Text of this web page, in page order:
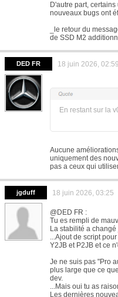
D'autre part,
nouveaux bugs ont
_le retour du
de SSD M2
DED FR 18 juin 2026, 02:59
En restant sur la
Aucune
uniquement des
pas a ceux qui
jgduff 18 juin 2026, 03:25
@DED FR :
Tu es rempli de
La stabilité a
...Ajout de script
Y2JB et P2JB et ce
Je ne suis pas "Pro
plus large que ce
dev.
...Mais oui tu as
Les dernières